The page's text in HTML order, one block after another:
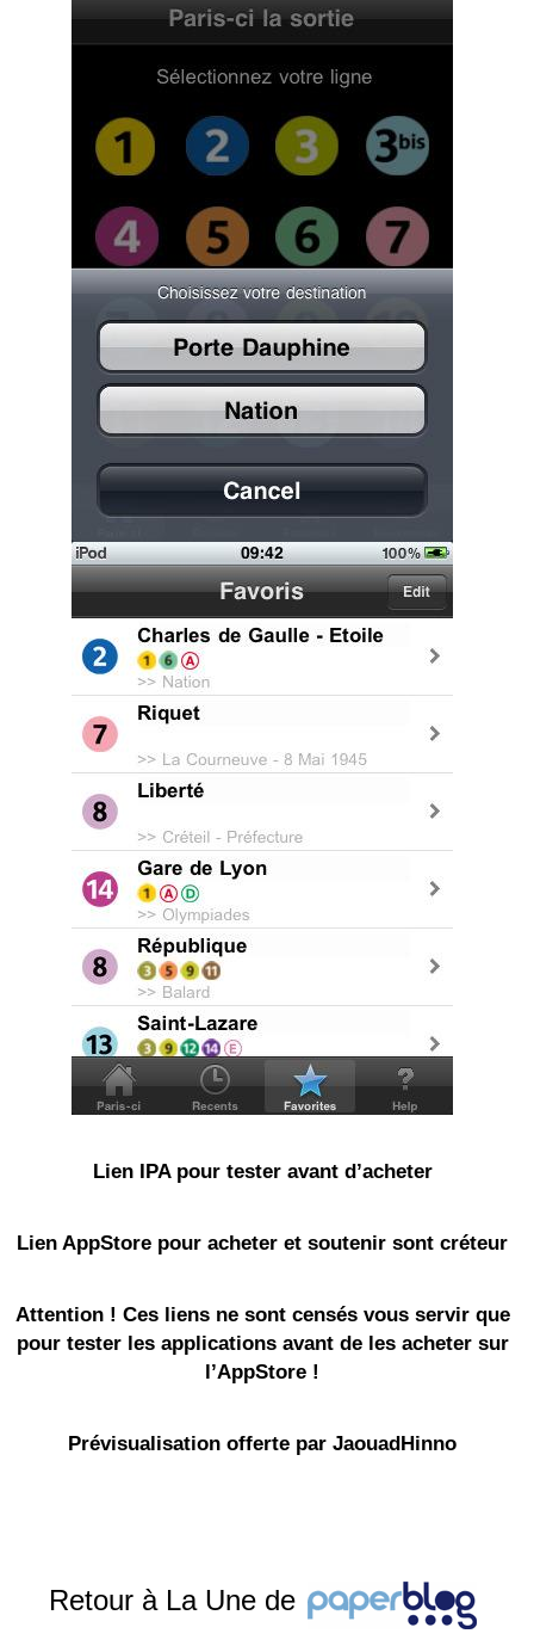
Lien IPA pour tester avant d’acheter
Lien AppStore pour acheter et soutenir sont créteur
Attention ! Ces liens ne sont censés vous servir que
pour tester les applications avant de les acheter sur
l’AppStore !
Prévisualisation offerte par JaouadHinno
Retour à La Une de